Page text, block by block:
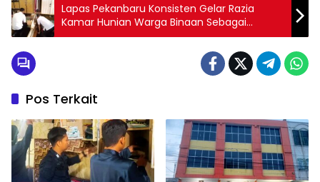
Lapas Pekanbaru Konsisten Gelar Razia
Kamar Hunian Warga Binaan Sebagai
Langkah Konkret Berantas Perederan
Narkoba dan Modus Penipuan
Pos Terkait